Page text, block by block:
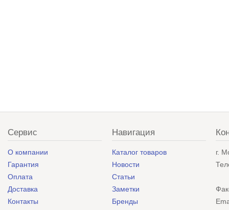
Сервис
О компании
Гарантия
Оплата
Доставка
Контакты
Навигация
Каталог товаров
Новости
Статьи
Заметки
Бренды
г.